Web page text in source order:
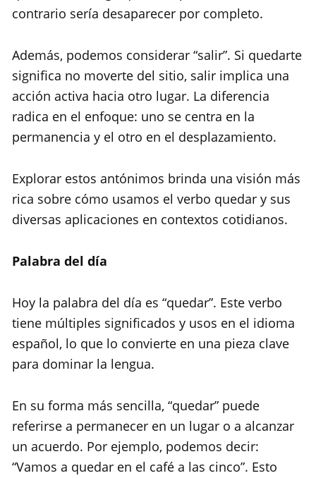
contrario sería desaparecer por completo.
Además, podemos considerar “salir”. Si quedarte
significa no moverte del sitio, salir implica una
acción activa hacia otro lugar. La diferencia
radica en el enfoque: uno se centra en la
permanencia y el otro en el desplazamiento.
Explorar estos antónimos brinda una visión más
rica sobre cómo usamos el verbo quedar y sus
diversas aplicaciones en contextos cotidianos.
Palabra del día
Hoy la palabra del día es “quedar”. Este verbo
tiene múltiples significados y usos en el idioma
español, lo que lo convierte en una pieza clave
para dominar la lengua.
En su forma más sencilla, “quedar” puede
referirse a permanecer en un lugar o a alcanzar
un acuerdo. Por ejemplo, podemos decir:
“Vamos a quedar en el café a las cinco”. Esto